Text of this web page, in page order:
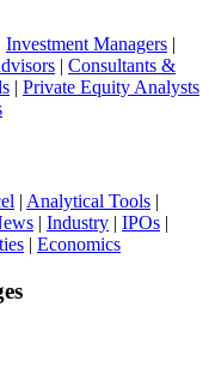
Investment Managers |
| Consultants &
| Private Equity Analysts
| Analytical Tools |
| Industry | IPOs |
| Economics